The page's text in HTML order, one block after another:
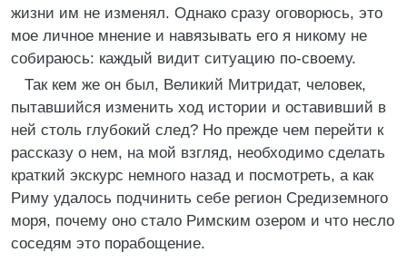
жизни им не изменял. Однако сразу оговорюсь, это
мое личное мнение и навязывать его я никому не
собираюсь: каждый видит ситуацию по-своему.
Так кем же он был, Великий Митридат, человек,
пытавшийся изменить ход истории и оставивший в
ней столь глубокий след? Но прежде чем перейти к
рассказу о нем, на мой взгляд, необходимо сделать
краткий экскурс немного назад и посмотреть, а как
Риму удалось подчинить себе регион Средиземного
моря, почему оно стало Римским озером и что несло
соседям это порабощение.